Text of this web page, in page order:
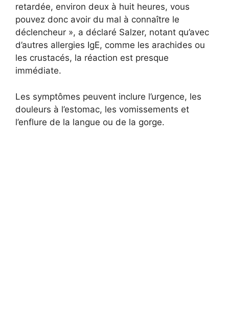
retardée, environ deux à huit heures, vous
pouvez donc avoir du mal à connaître le
déclencheur », a déclaré Salzer, notant qu’avec
d’autres allergies IgE, comme les arachides ou
les crustacés, la réaction est presque
immédiate.
Les symptômes peuvent inclure l’urgence, les
douleurs à l’estomac, les vomissements et
l’enflure de la langue ou de la gorge.